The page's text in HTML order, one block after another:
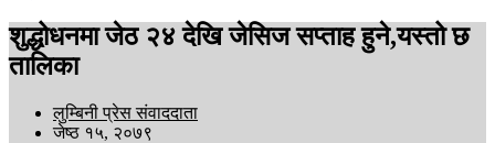
शुद्धोधनमा जेठ २४ देखि जेसिज सप्ताह हुने,यस्तो छ
तालिका
लुम्बिनी प्रेस संवाददाता
जेष्ठ १५, २०७९